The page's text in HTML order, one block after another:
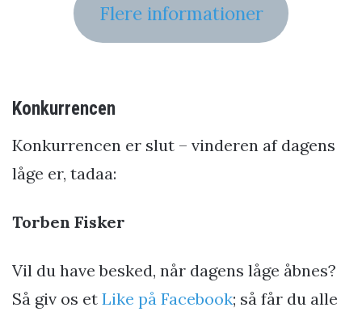
Flere informationer
Konkurrencen
Konkurrencen er slut – vinderen af dagens
låge er, tadaa:
Torben Fisker
Vil du have besked, når dagens låge åbnes?
Så giv os et Like på Facebook; så får du alle